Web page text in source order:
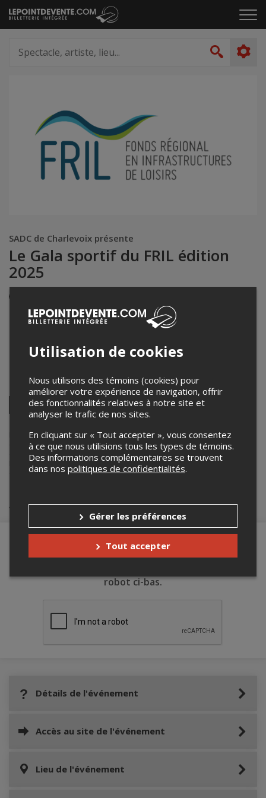
Passer
au
le
artiste,
lieu...
SADC de Charlevoix présente
Le Gala sportif du FRIL édition
2025
13 novembre 2025
17h30 – 22h00 / Entrée: 17h00
Fairmont Manoir Richelieu
181, rue Richelieu,La Malbaie ,QC,Canada
Partagez cet événement
Facebook
Twitter
LinkedinPinterestEnvoyer
courriel
Lepointdevente.com agit à titre de mandataire pourFRILdans le
cadre de l’affichage en ligne et la vente de billets pour ses
événements.
Pour plus d’information à propos de cet événement, veuillez
contacter l’organisateur de l’événement,FRIL, àcontact@fril.ca
Achat de billets
robot ci-bas.
Détails de l'événement
Accès au site de l'événement
Lieu de l'événement
Utilisation de cookies
Nous utilisons des témoins (cookies) pour
améliorer votre expérience de navigation, offrir
des fonctionnalités relatives à notre site et
analyser le trafic de nos sites.
En cliquant sur « Tout accepter », vous consentez
à ce que nous utilisions tous les types de témoins.
Des informations complémentaires se trouvent
dans nos politiques de confidentialités.
Gérer les préférences
Tout accepter